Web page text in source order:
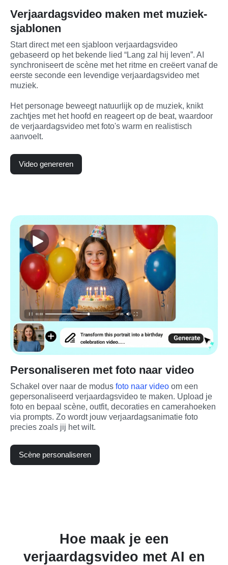
Verjaardagsvideo maken met muziek-
sjablonen
Start direct met een sjabloon verjaardagsvideo
gebaseerd op het bekende lied “Lang zal hij leven”. AI
synchroniseert de scène met het ritme en creëert vanaf de
eerste seconde een levendige verjaardagsvideo met
muziek.
Het personage beweegt natuurlijk op de muziek, knikt
zachtjes met het hoofd en reageert op de beat, waardoor
de verjaardagsvideo met foto's warm en realistisch
aanvoelt.
Video genereren
Personaliseren met foto naar video
Schakel over naar de modus foto naar video om een
gepersonaliseerd verjaardagsvideo te maken. Upload je
foto en bepaal scène, outfit, decoraties en camerahoeken
via prompts. Zo wordt jouw verjaardagsanimatie foto
precies zoals jij het wilt.
Scène personaliseren
Hoe maak je een
verjaardagsvideo met AI en